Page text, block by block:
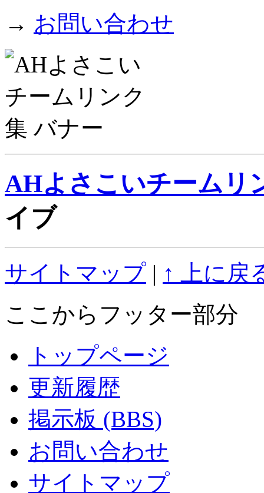
→ お問い合わせ
AHよさこいチームリ
イブ
サイトマップ | ↑ 上に戻
ここからフッター部分
トップページ
更新履歴
掲示板 (BBS)
お問い合わせ
サイトマップ